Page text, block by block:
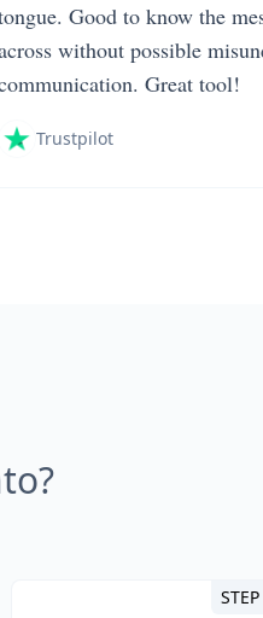
Good to know the
without possible
Great tool!
Trustpilot